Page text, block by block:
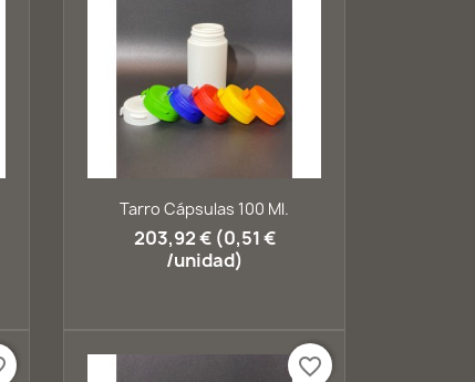
Vista rápida
Tarro Cápsulas 100 Ml.
203,92 € (0,51 €
/unidad)
favorite_border